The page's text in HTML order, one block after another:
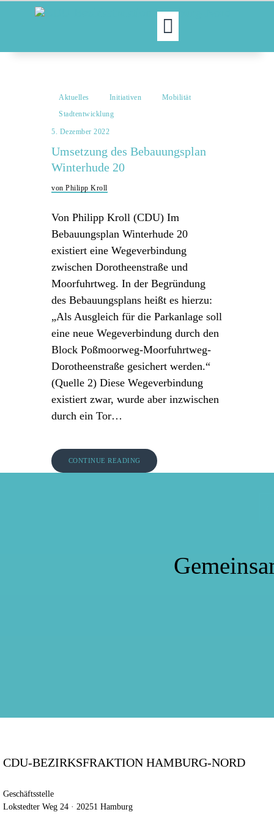
ABGEORDNETE
AKTUELLES
NORDAKTUELL
THEMEN
AUSSCHÜSSE
KONTAKT
Aktuelles Initiativen
Mobilität
Stadtentwicklung
5. Dezember 2022
Umsetzung des Bebauungsplan
Winterhude 20
von Philipp Kroll
Von Philipp Kroll (CDU) Im
Bebauungsplan Winterhude 20
existiert eine Wegeverbindung
zwischen Dorotheenstraße und
Moorfuhrtweg. In der Begründung
des Bebauungsplans heißt es hierzu:
„Als Ausgleich für die Parkanlage soll
eine neue Wegeverbindung durch den
Block Poßmoorweg-Moorfuhrtweg-
Dorotheenstraße gesichert werden.“
(Quelle 2) Diese Wegeverbindung
existiert zwar, wurde aber inzwischen
durch ein Tor…
CONTINUE READING
CDU-BEZIRKSFRAKTION HAMBURG-NORD
Geschäftsstelle
Lokstedter Weg 24 · 20251 Hamburg